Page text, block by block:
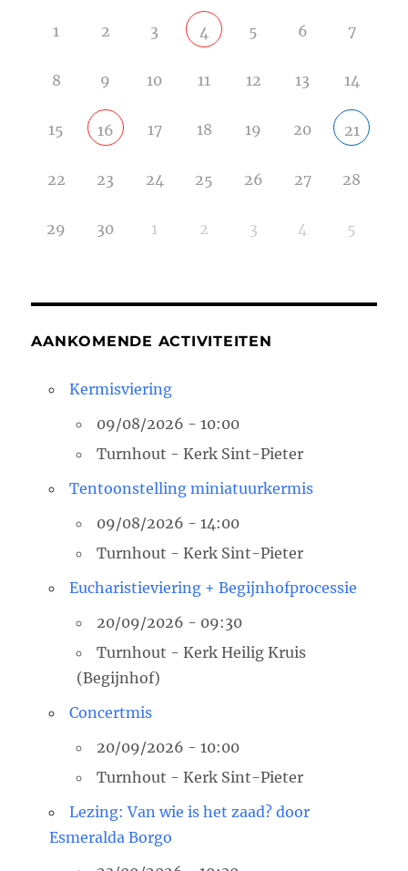
1 2 3 4 5 6 7
8 9 10 11 12 13 14
15 16 17 18 19 20 21
22 23 24 25 26 27 28
29 30 1 2 3 4 5
AANKOMENDE ACTIVITEITEN
Kermisviering
09/08/2026 - 10:00
Turnhout - Kerk Sint-Pieter
Tentoonstelling miniatuurkermis
09/08/2026 - 14:00
Turnhout - Kerk Sint-Pieter
Eucharistieviering + Begijnhofprocessie
20/09/2026 - 09:30
Turnhout - Kerk Heilig Kruis
(Begijnhof)
Concertmis
20/09/2026 - 10:00
Turnhout - Kerk Sint-Pieter
Lezing: Van wie is het zaad? door
Esmeralda Borgo